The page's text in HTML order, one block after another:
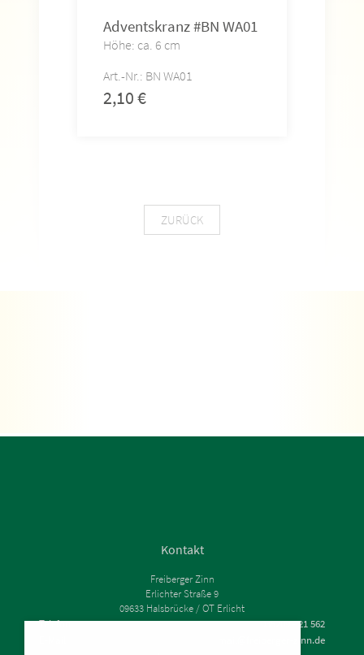
Adventskranz #BN WA01
Höhe: ca. 6 cm
Art.-Nr.: BN WA01
2,10€
ZURÜCK
Kontakt
Freiberger Zinn
Erlichter Straße 9
09633 Halsbrücke / OT Erlicht
Telefon
035209 - 21 562
mail@freiberger-zinn.de